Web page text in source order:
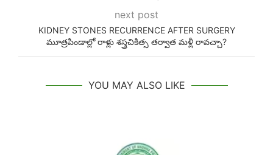
next post
KIDNEY STONES RECURRENCE AFTER SURGERY
మూత్రపిండాల్లో రాళ్లు శస్త్రచికిత్స తర్వాత మళ్లీ రావచ్చా?
YOU MAY ALSO LIKE